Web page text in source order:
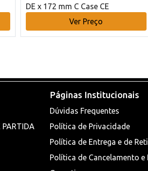
DE x 172 mm C Case CE
Ver Preço
PARTIDA
Páginas Institucionais
Dúvidas Frequentes
Política de Privacidade
Política de Entrega e de
Política de Cancelamento e